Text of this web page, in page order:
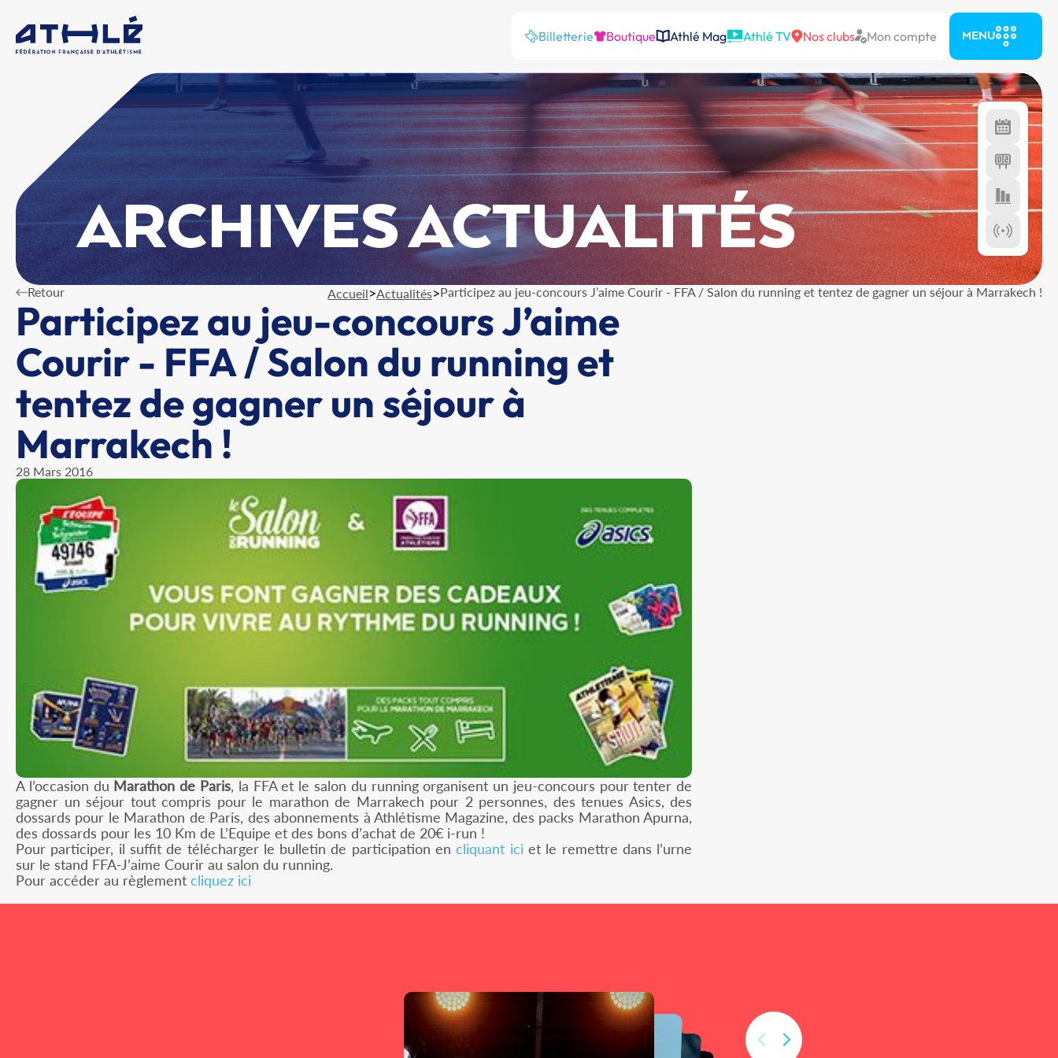
Billetterie Boutique Athlé Mag Athlé TV Nos clubs Mon compte MENU
ARCHIVES ACTUALITÉS
Retour Accueil>Actualités>Participez au jeu-concours J’aime Courir - FFA / Salon du running et tentez de gagner un séjour à Marrakech !
Participez au jeu-concours J’aime
Courir - FFA / Salon du running et
tentez de gagner un séjour à
Marrakech !
28 Mars 2016
A l’occasion du Marathon de Paris, la FFA et le salon du running organisent un jeu-concours pour tenter de
gagner un séjour tout compris pour le marathon de Marrakech pour 2 personnes, des tenues Asics, des
dossards pour le Marathon de Paris, des abonnements à Athlétisme Magazine, des packs Marathon Apurna,
des dossards pour les 10 Km de L’Equipe et des bons d’achat de 20€ i-run !
Pour participer, il suffit de télécharger le bulletin de participation encliquant ici et le remettre dans l’urne
sur le stand FFA-J’aime Courir au salon du running.
Pour accéder au règlement cliquez ici